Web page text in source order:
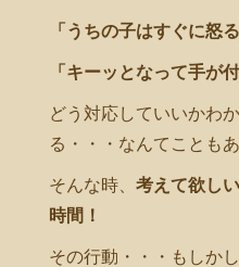
「うちの子はすぐに怒る
「キーッとなって手が
どう対応していいかわ
る・・・なんてことも
そんな時、 考えて欲し
時間！
その行動・・・もしか